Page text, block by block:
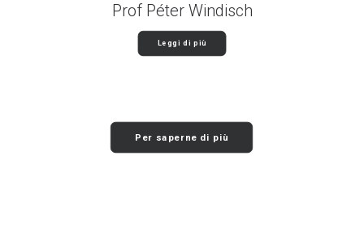
Prof Péter Windisch
Leggi di più
Per saperne di più